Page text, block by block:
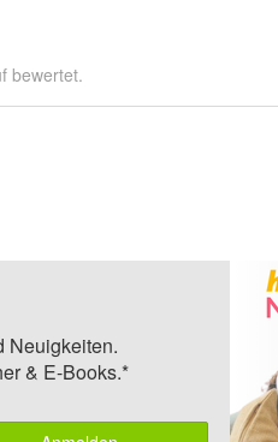
bewertet.
Neuigkeiten.
& E-Books.*